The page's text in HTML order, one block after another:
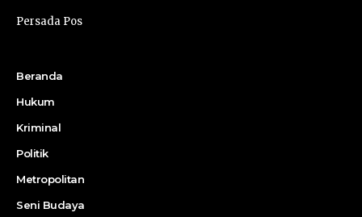
Persada Pos
Beranda
Hukum
Kriminal
Politik
Metropolitan
Seni Budaya